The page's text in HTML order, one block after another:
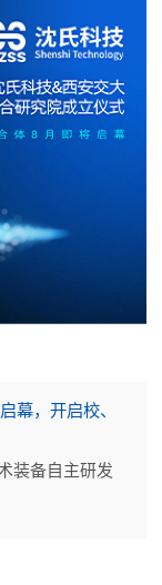
幕，开启校、
装备自主研发